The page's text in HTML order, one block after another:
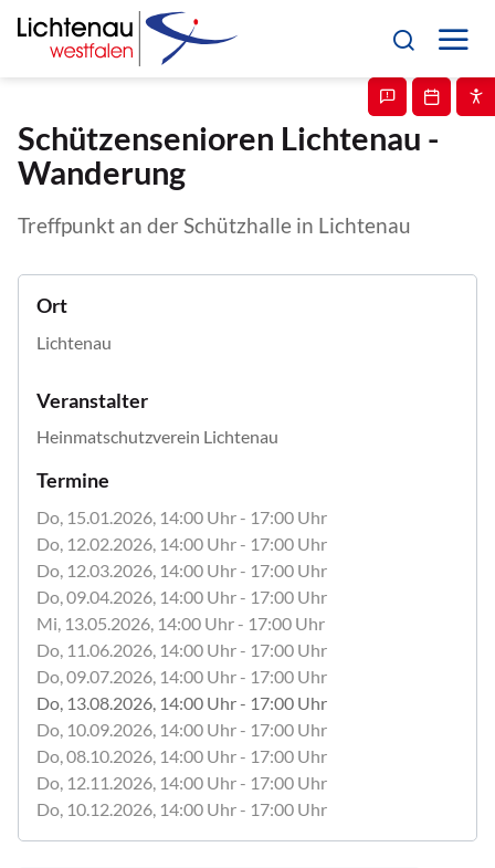
Schützensenioren Lichtenau -
Wanderung
Treffpunkt an der Schützhalle in Lichtenau
Ort
Lichtenau
Veranstalter
Heinmatschutzverein Lichtenau
Termine
Do, 15.01.2026 , 14:00 Uhr- 17:00 Uhr
Do, 12.02.2026 , 14:00 Uhr- 17:00 Uhr
Do, 12.03.2026 , 14:00 Uhr- 17:00 Uhr
Do, 09.04.2026 , 14:00 Uhr- 17:00 Uhr
Mi, 13.05.2026 , 14:00 Uhr- 17:00 Uhr
Do, 11.06.2026 , 14:00 Uhr- 17:00 Uhr
Do, 09.07.2026 , 14:00 Uhr- 17:00 Uhr
Do, 13.08.2026 , 14:00 Uhr- 17:00 Uhr
Do, 10.09.2026 , 14:00 Uhr- 17:00 Uhr
Do, 08.10.2026 , 14:00 Uhr- 17:00 Uhr
Do, 12.11.2026 , 14:00 Uhr- 17:00 Uhr
Do, 10.12.2026 , 14:00 Uhr- 17:00 Uhr